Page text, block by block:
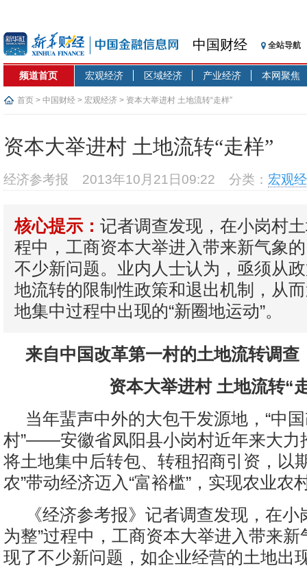
中国财经 全站导航
频道首页 宏观经济 区域经济 产业经济 本网聚焦
首页 > 中国财经 > 宏观经济 > 资本大举进村 土地流转“走样”
资本大举进村 土地流转“走样”
经济参考报 2013年10月21日09:22 分类： 宏观
核心提示： 记者调查发现，在小岗村土
程中，工商资本大举进入带来新气象
不少新问题。业内人士认为，亟须从
地流转的限制性政策和退出机制，从
地集中过程中出现的“新圈地运动”。
来自中国改革第一村的土地流转调查
资本大举进村 土地流转“
当年蜚声中外的大包干发源地，“中
村”——安徽省凤阳县小岗村近年来大力
将土地集中后转包、转租招商引资，以
农”带动经济迈入“富裕槛”，实现农业农
《经济参考报》记者调查发现，在小
为整”过程中，工商资本大举进入带来
现了不少新问题，如企业经营的土地出